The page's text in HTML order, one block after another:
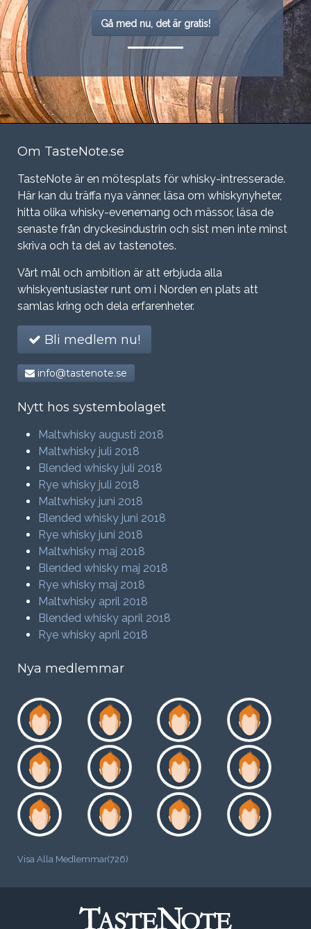
Gå med nu, det är gratis!
Om TasteNote.se
TasteNote är en mötesplats för whisky-intresserade.
Här kan du träffa nya vänner, läsa om whiskynyheter,
hitta olika whisky-evenemang och mässor, läsa de
senaste från dryckesindustrin och sist men inte minst
skriva och ta del av tastenotes.
Vårt mål och ambition är att erbjuda alla
whiskyentusiaster runt om i Norden en plats att
samlas kring och dela erfarenheter.
Bli medlem nu!
info@tastenote.se
Nytt hos systembolaget
Maltwhisky augusti 2018
Maltwhisky juli 2018
Blended whisky juli 2018
Rye whisky juli 2018
Maltwhisky juni 2018
Blended whisky juni 2018
Rye whisky juni 2018
Maltwhisky maj 2018
Blended whisky maj 2018
Rye whisky maj 2018
Maltwhisky april 2018
Blended whisky april 2018
Rye whisky april 2018
Nya medlemmar
Visa Alla Medlemmar(726)